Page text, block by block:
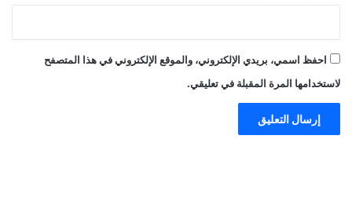
احفظ اسمي، بريدي الإلكتروني، والموقع الإلكتروني في هذا المتصفح
لاستخدامها المرة المقبلة في تعليقي.